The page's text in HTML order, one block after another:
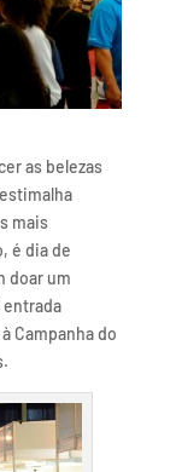
as belezas
mais
é dia de
doar um
entrada
Campanha do